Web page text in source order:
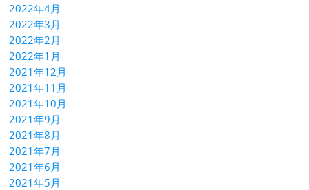
2022年4月
2022年3月
2022年2月
2022年1月
2021年12月
2021年11月
2021年10月
2021年9月
2021年8月
2021年7月
2021年6月
2021年5月